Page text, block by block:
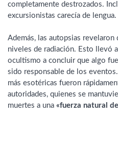
completamente destrozados.
excursionistas carecía de lengua.
Además, las autopsias
niveles de radiación. Esto llevó
ocultismo a concluir que algo
sido responsable de los
más esotéricas fueron
autoridades, quienes se
muertes a una «fuerza natural